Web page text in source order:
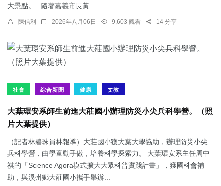
大景點。 隨著嘉義市長黃...
陳信利 2026年八月06日 9,603 觀看 14 分享
社會 綜合新聞 健康 文教
大葉環安系師生前進大莊國小辦理防災小尖兵科學營。（照
片大葉提供）
（記者林碧珠員林報導）大莊國小獲大葉大學協助，辦理防災小尖
兵科學營，由學童動手做，培養科學探索力。 大葉環安系主任周中
祺的「Science Agora模式擴大大眾科普實踐計畫」，獲國科會補
助，與溪州鄉大莊國小攜手舉辦...